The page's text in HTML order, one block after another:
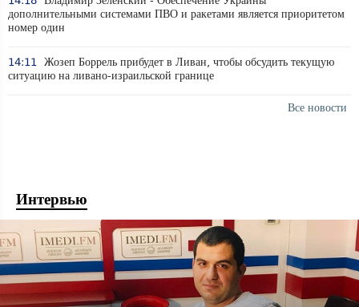
дополнительными системами ПВО и ракетами является приоритетом
номер один
14:11
Жозеп Боррель прибудет в Ливан, чтобы обсудить текущую
ситуацию на ливано-израильской границе
Все новости
Интервью